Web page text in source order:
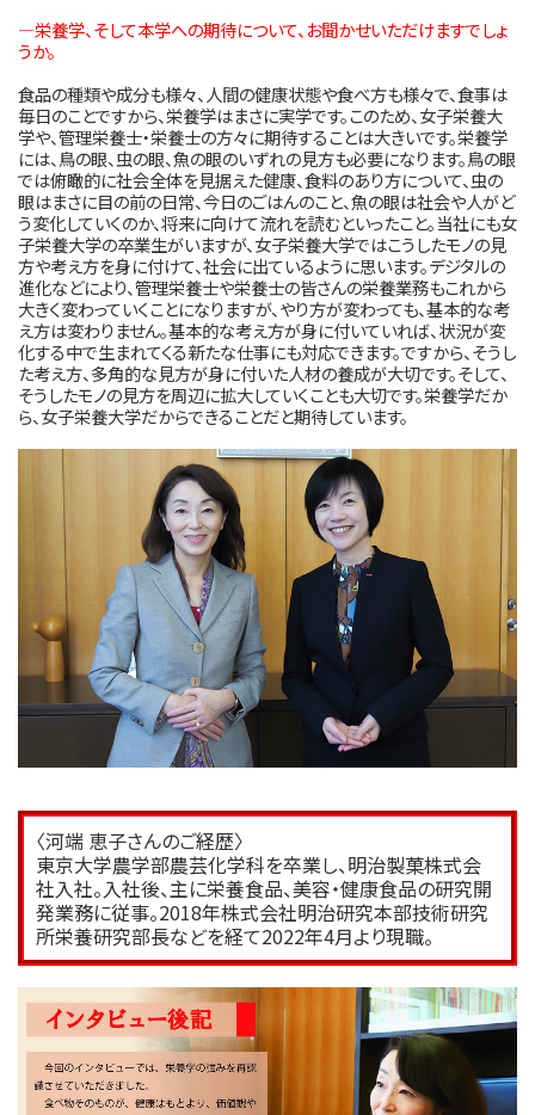
―栄養学、そして本学への期待について、お聞かせいただけますでしょ
うか。
食品の種類や成分も様々、人間の健康状態や食べ方も様々で、食事は
毎日のことですから、栄養学はまさに実学です。このため、女子栄養大
学や、管理栄養士・栄養士の方々に期待することは大きいです。栄養学
には、鳥の眼、虫の眼、魚の眼のいずれの見方も必要になります。鳥の眼
では俯瞰的に社会全体を見据えた健康、食料のあり方について、虫の
眼はまさに目の前の日常、今日のごはんのこと、魚の眼は社会や人がど
う変化していくのか、将来に向けて流れを読むといったこと。当社にも女
子栄養大学の卒業生がいますが、女子栄養大学ではこうしたモノの見
方や考え方を身に付けて、社会に出ているように思います。デジタルの
進化などにより、管理栄養士や栄養士の皆さんの栄養業務もこれから
大きく変わっていくことになりますが、やり方が変わっても、基本的な考
え方は変わりません。基本的な考え方が身に付いていれば、状況が変
化する中で生まれてくる新たな仕事にも対応できます。ですから、そうし
た考え方、多角的な見方が身に付いた人材の養成が大切です。そして、
そうしたモノの見方を周辺に拡大していくことも大切です。栄養学だか
ら、女子栄養大学だからできることだと期待しています。
〈河端 恵子さんのご経歴〉
東京大学農学部農芸化学科を卒業し、明治製菓株式会
社入社。入社後、主に栄養食品、美容・健康食品の研究開
発業務に従事。2018年株式会社明治研究本部技術研究
所栄養研究部長などを経て2022年4月より現職。